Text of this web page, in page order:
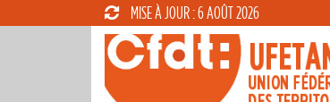
MISE À JOUR : 6 AOÛT 2026